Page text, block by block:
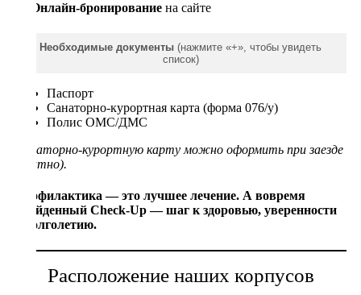
Онлайн-бронирование на сайте
Необходимые документы (нажмите «+», чтобы увидеть
список)
Паспорт
Санаторно-курортная карта (форма 076/у)
Полис ОМС/ДМС
Санаторно-курортную карту можно оформить при заезде
(платно).
Профилактика — это лучшее лечение. А вовремя
пройденный Check-Up — шаг к здоровью, уверенности
и долголетию.
Расположение наших корпусов